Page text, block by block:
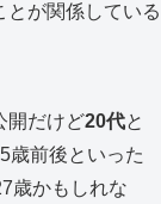
とが関係している
開だけど20代と
歳前後といった
歳かもしれな